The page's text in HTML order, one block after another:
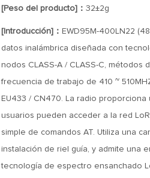
[Peso del producto]： 32±2g
[Introducción]： EWD95M-400LN22
datos inalámbrica diseñada con
nodos CLASS-A / CLASS-C, métodos
frecuencia de trabajo de 410 ~
EU433 / CN470. La radio
usuarios pueden acceder a la red
simple de comandos AT. Utiliza una
instalación de riel guía, y admite una
tecnología de espectro ensanchado